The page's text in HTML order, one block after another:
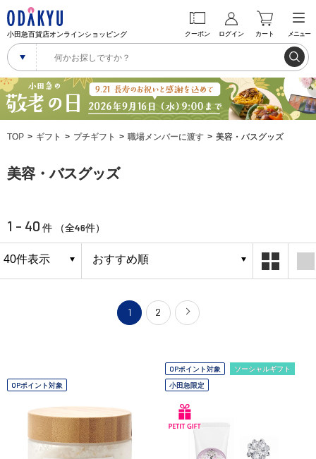
小田急百貨店オンラインショッピング クーポン ログイン カート メニュー
TOP ギフト プチギフト 職場メンバーに渡す 美容・バスグッズ
美容・バスグッズ
1 - 40 件 （全46件）
1 2
OPポイント対象
OPポイント対象
ソーシャルギフト
小田急限定